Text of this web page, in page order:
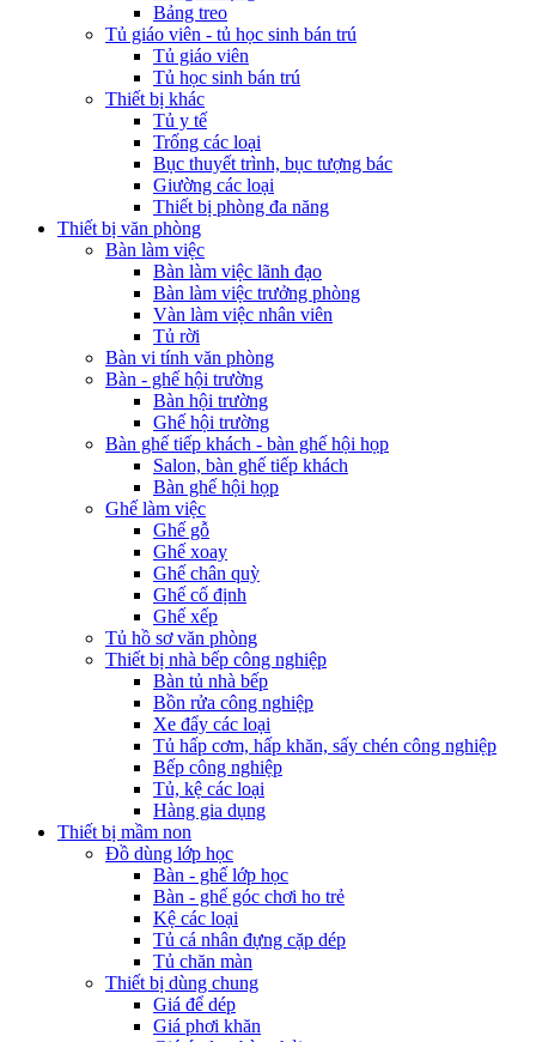
Bảng treo
Tủ giáo viên - tủ học sinh bán trú
Tủ giáo viên
Tủ học sinh bán trú
Thiết bị khác
Tủ y tế
Trống các loại
Bục thuyết trình, bục tượng bác
Giường các loại
Thiết bị phòng đa năng
Thiết bị văn phòng
Bàn làm việc
Bàn làm việc lãnh đạo
Bàn làm việc trưởng phòng
Vàn làm việc nhân viên
Tủ rời
Bàn vi tính văn phòng
Bàn - ghế hội trường
Bàn hội trường
Ghế hội trường
Bàn ghế tiếp khách - bàn ghế hội họp
Salon, bàn ghế tiếp khách
Bàn ghế hội họp
Ghế làm việc
Ghế gỗ
Ghế xoay
Ghế chân quỳ
Ghế cố định
Ghế xếp
Tủ hồ sơ văn phòng
Thiết bị nhà bếp công nghiệp
Bàn tủ nhà bếp
Bồn rửa công nghiệp
Xe đẩy các loại
Tủ hấp cơm, hấp khăn, sấy chén công nghiệp
Bếp công nghiệp
Tủ, kệ các loại
Hàng gia dụng
Thiết bị mầm non
Đồ dùng lớp học
Bàn - ghế lớp học
Bàn - ghế góc chơi ho trẻ
Kệ các loại
Tủ cá nhân đựng cặp dép
Tủ chăn màn
Thiết bị dùng chung
Giá để dép
Giá phơi khăn